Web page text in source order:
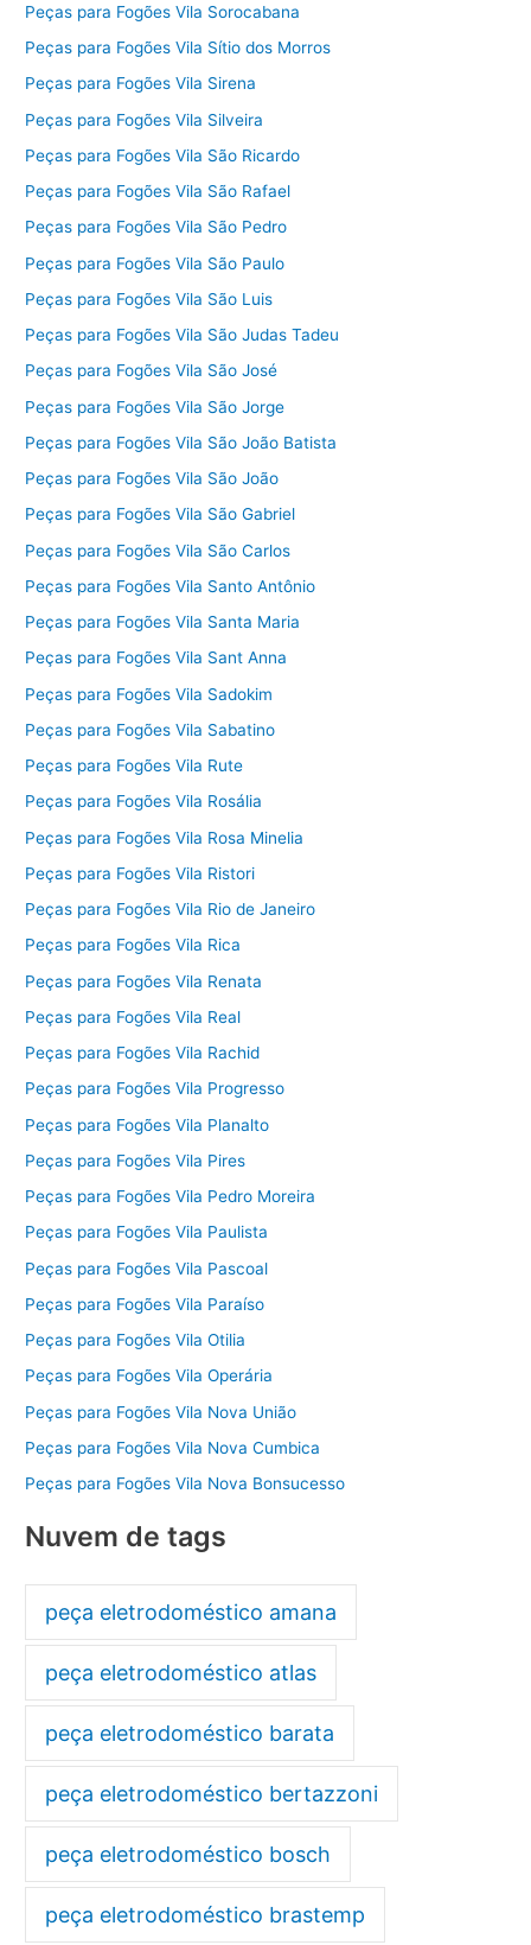
Peças para Fogões Vila Sorocabana
Peças para Fogões Vila Sítio dos Morros
Peças para Fogões Vila Sirena
Peças para Fogões Vila Silveira
Peças para Fogões Vila São Ricardo
Peças para Fogões Vila São Rafael
Peças para Fogões Vila São Pedro
Peças para Fogões Vila São Paulo
Peças para Fogões Vila São Luis
Peças para Fogões Vila São Judas Tadeu
Peças para Fogões Vila São José
Peças para Fogões Vila São Jorge
Peças para Fogões Vila São João Batista
Peças para Fogões Vila São João
Peças para Fogões Vila São Gabriel
Peças para Fogões Vila São Carlos
Peças para Fogões Vila Santo Antônio
Peças para Fogões Vila Santa Maria
Peças para Fogões Vila Sant Anna
Peças para Fogões Vila Sadokim
Peças para Fogões Vila Sabatino
Peças para Fogões Vila Rute
Peças para Fogões Vila Rosália
Peças para Fogões Vila Rosa Minelia
Peças para Fogões Vila Ristori
Peças para Fogões Vila Rio de Janeiro
Peças para Fogões Vila Rica
Peças para Fogões Vila Renata
Peças para Fogões Vila Real
Peças para Fogões Vila Rachid
Peças para Fogões Vila Progresso
Peças para Fogões Vila Planalto
Peças para Fogões Vila Pires
Peças para Fogões Vila Pedro Moreira
Peças para Fogões Vila Paulista
Peças para Fogões Vila Pascoal
Peças para Fogões Vila Paraíso
Peças para Fogões Vila Otilia
Peças para Fogões Vila Operária
Peças para Fogões Vila Nova União
Peças para Fogões Vila Nova Cumbica
Peças para Fogões Vila Nova Bonsucesso
Nuvem de tags
peça eletrodoméstico amana
peça eletrodoméstico atlas
peça eletrodoméstico barata
peça eletrodoméstico bertazzoni
peça eletrodoméstico bosch
peça eletrodoméstico brastemp